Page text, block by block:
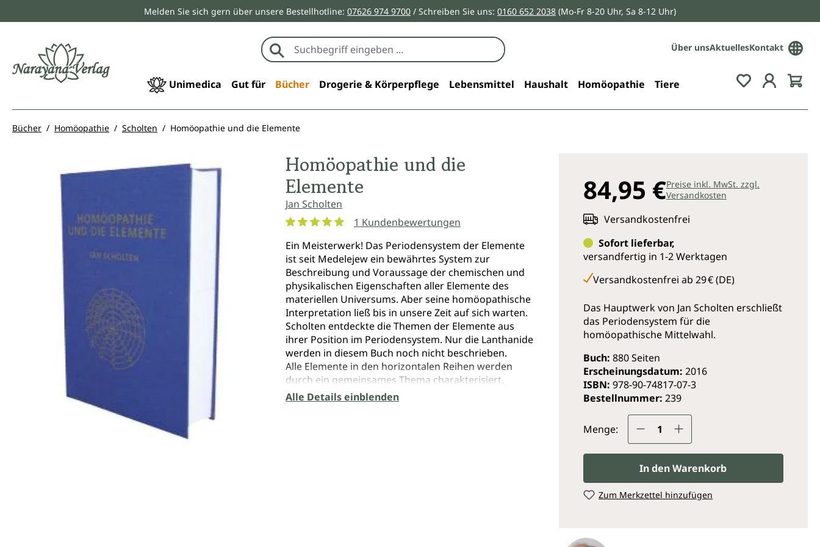
Zur Hauptnavigation springenMelden Sie sich gern über unsere Bestellhotline: 07626 974 9700 / Schreiben Sie uns: 0160 652 2038 (Mo-Fr 8-20 Uhr, Sa 8-12 Uhr)
Über unsAktuellesKontakt
Unimedica Gut für Bücher Drogerie & Körperpflege Lebensmittel Haushalt Homöopathie Tiere Du hast 0
Bücher Homöopathie Scholten Homöopathie und die Elemente
Homöopathie und die
Elemente
Jan Scholten
1 Kundenbewertungen
Ein Meisterwerk! Das Periodensystem der Elemente
ist seit Medelejew ein bewährtes System zur
Beschreibung und Voraussage der chemischen und
physikalischen Eigenschaften aller Elemente des
materiellen Universums. Aber seine homöopathische
Interpretation ließ bis in unsere Zeit auf sich warten.
Scholten entdeckte die Themen der Elemente aus
ihrer Position im Periodensystem. Nur die Lanthanide
werden in diesem Buch noch nicht beschrieben.
Alle Elemente in den horizontalen Reihen werden
durch ein gemeinsames Thema charakterisiert,
welches als Serie bezeichnet wird. Diese sieben
Serien wurden nach ihren jeweils bekanntesten
Alle Details einblenden
84,95 €Preise inkl. MwSt. zzgl.
Versandkosten
Versandkostenfrei
Sofort lieferbar,
versandfertig in 1-2 Werktagen
Versandkostenfrei ab 29 € (DE)
Das Hauptwerk von Jan Scholten erschließt
das Periodensystem für die
homöopathische Mittelwahl.
Buch: 880 Seiten
Erscheinungsdatum: 2016
ISBN: 978-90-74817-07-3
Bestellnummer: 239
Menge: Produkt Anzahl: Gib den
In den Warenkorb
Zum Merkzettel hinzufügen